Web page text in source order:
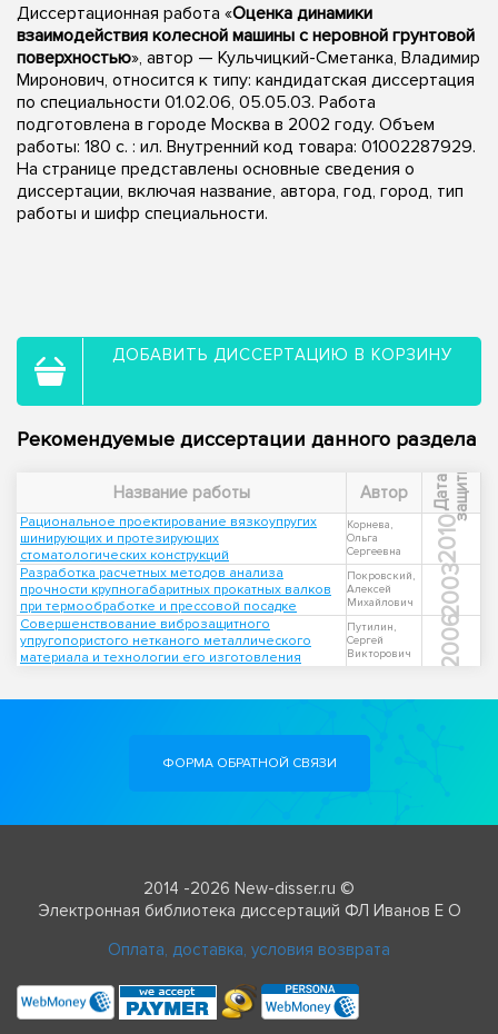
Диссертационная работа «Оценка динамики
взаимодействия колесной машины с неровной грунтовой
поверхностью», автор — Кульчицкий-Сметанка, Владимир
Миронович, относится к типу: кандидатская диссертация
по специальности 01.02.06, 05.05.03. Работа
подготовлена в городе Москва в 2002 году. Объем
работы: 180 с. : ил. Внутренний код товара: 01002287929.
На странице представлены основные сведения о
диссертации, включая название, автора, год, город, тип
работы и шифр специальности.
ДОБАВИТЬ ДИССЕРТАЦИЮ В КОРЗИНУ
Рекомендуемые диссертации данного раздела
Название работы Автор Д
а
т
а
з
а
щ
и
т ы
Рациональное проектирование вязкоупругих
шинирующих и протезирующих
стоматологических конструкций
Корнева,
Ольга
Сергеевна
2010
Разработка расчетных методов анализа
прочности крупногабаритных прокатных валков
при термообработке и прессовой посадке
Покровский,
Алексей
Михайлович
2003
Совершенствование виброзащитного
упругопористого нетканого металлического
материала и технологии его изготовления
Путилин,
Сергей
Викторович
2006
ФОРМА ОБРАТНОЙ СВЯЗИ
2014 -2026 New-disser.ru ©
Электронная библиотека диссертаций ФЛ Иванов Е О
Оплата, доставка, условия возврата